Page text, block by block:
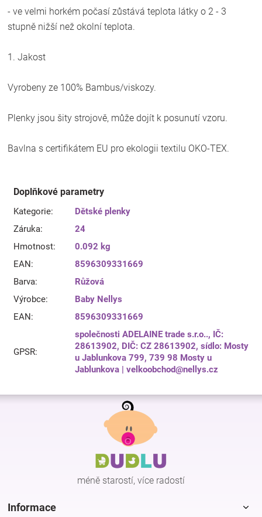
- ve velmi horkém počasí zůstává teplota látky o 2 - 3
stupně nižší než okolní teplota.
1. Jakost
Vyrobeny ze 100% Bambus/viskozy.
Plenky jsou šity strojově, může dojít k posunutí vzoru.
Bavlna s certifikátem EU pro ekologii textilu OKO-TEX.
Doplňkové parametry
Kategorie:
Dětské plenky
Záruka:
24
Hmotnost:
0.092 kg
EAN:
8596309331669
Barva:
Růžová
Výrobce:
Baby Nellys
EAN: 8596309331669
GPSR:
společnosti ADELAINE trade s.r.o.., IČ:
28613902, DIČ: CZ 28613902, sídlo: Mosty
u Jablunkova 799, 739 98 Mosty u
Jablunkova | velkoobchod@nellys.cz
Z
méně starostí, více radostí
Informace